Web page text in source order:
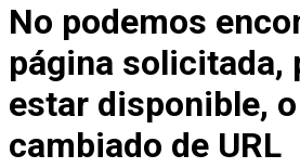
No podemos
página solicitada,
estar disponible,
cambiado de URL